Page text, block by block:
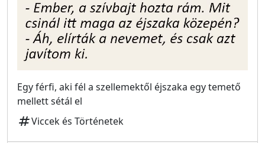
Egy férfi, aki fél a szellemektől éjszaka egy temető
mellett sétál el
tagViccek és Történetek